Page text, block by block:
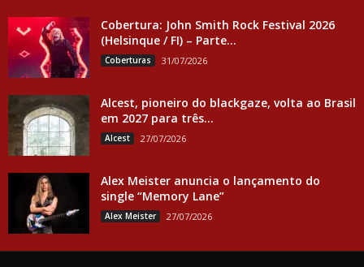
Cobertura: John Smith Rock Festival 2026
(Helsinque / FI) – Parte...
Coberturas 31/07/2026
Alcest, pioneiro do blackgaze, volta ao Brasil
em 2027 para três...
Alcest 27/07/2026
Alex Meister anuncia o lançamento do
single “Memory Lane”
Alex Meister 27/07/2026